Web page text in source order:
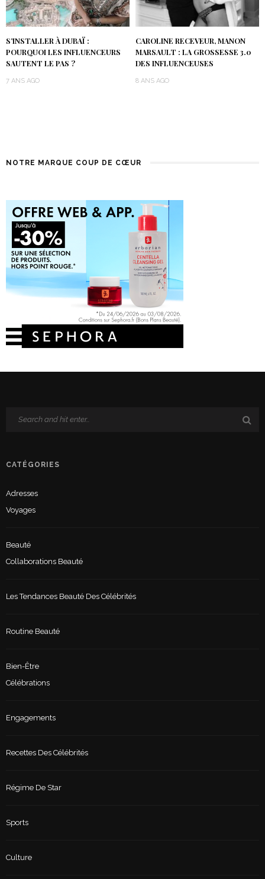
S’INSTALLER À DUBAÏ :
POURQUOI LES INFLUENCEURS
SAUTENT LE PAS ?
7 ANS AGO
CAROLINE RECEVEUR, MANON
MARSAULT : LA GROSSESSE 3.0
DES INFLUENCEUSES
8 ANS AGO
NOTRE MARQUE COUP DE CŒUR
CATÉGORIES
Adresses
Voyages
Beauté
Collaborations Beauté
Les Tendances Beauté Des Célébrités
Routine Beauté
Bien-Être
Célébrations
Engagements
Recettes Des Célébrités
Régime De Star
Sports
Culture